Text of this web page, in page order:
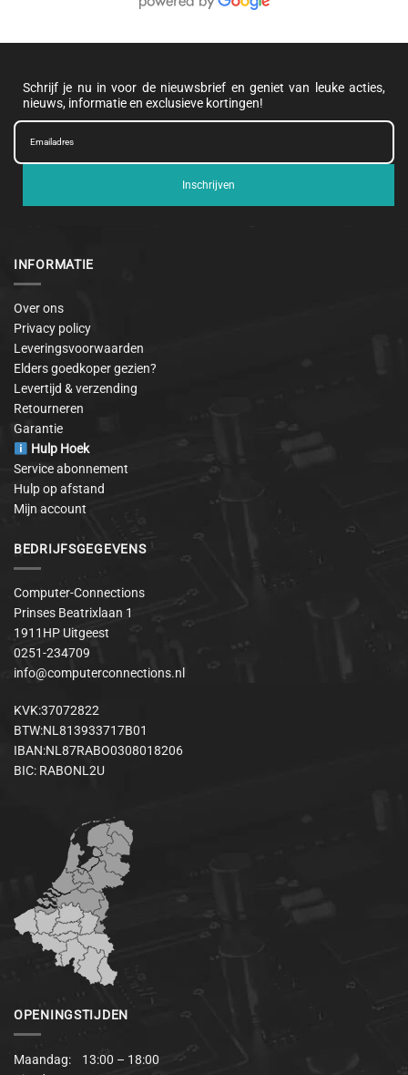
Schrijf je nu in voor de nieuwsbrief en geniet van leuke acties,
nieuws, informatie en exclusieve kortingen!
Inschrijven
INFORMATIE
Over ons
Privacy policy
Leveringsvoorwaarden
Elders goedkoper gezien?
Levertijd & verzending
Retourneren
Garantie
Hulp Hoek
Service abonnement
Hulp op afstand
Mijn account
BEDRIJFSGEGEVENS
Computer-Connections
Prinses Beatrixlaan 1
1911HP Uitgeest
0251-234709
info@computerconnections.nl
KVK:37072822
BTW:NL813933717B01
IBAN:NL87RABO0308018206
BIC: RABONL2U
OPENINGSTIJDEN
Maandag: 13:00 – 18:00